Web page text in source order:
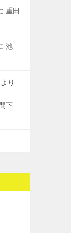
重田
池
より
間下